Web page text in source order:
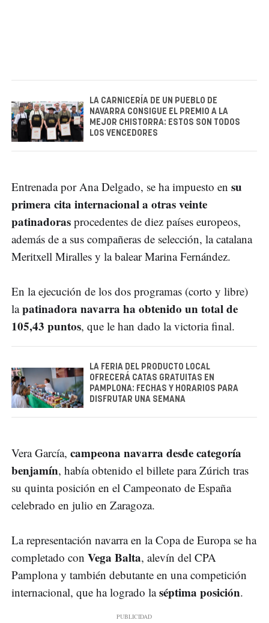
LA CARNICERÍA DE UN PUEBLO DE
NAVARRA CONSIGUE EL PREMIO A LA
MEJOR CHISTORRA: ESTOS SON TODOS
LOS VENCEDORES
Entrenada por Ana Delgado, se ha impuesto en su
primera cita internacional a otras veinte
patinadoras procedentes de diez países europeos,
además de a sus compañeras de selección, la catalana
Meritxell Miralles y la balear Marina Fernández.
En la ejecución de los dos programas (corto y libre)
lapatinadora navarra ha obtenido un total de
105,43 puntos, que le han dado la victoria final.
LA FERIA DEL PRODUCTO LOCAL
OFRECERÁ CATAS GRATUITAS EN
PAMPLONA: FECHAS Y HORARIOS PARA
DISFRUTAR UNA SEMANA
Vera García, campeona navarra desde categoría
benjamín, había obtenido el billete para Zúrich tras
su quinta posición en el Campeonato de España
celebrado en julio en Zaragoza.
La representación navarra en la Copa de Europa se ha
completado con Vega Balta, alevín del CPA
Pamplona y también debutante en una competición
internacional, que ha logrado laséptima posición.